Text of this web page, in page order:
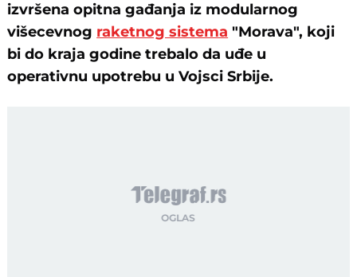
izvršena opitna gađanja iz modularnog
višecevnog raketnog sistema "Morava", koji
bi do kraja godine trebalo da uđe u
operativnu upotrebu u Vojsci Srbije.